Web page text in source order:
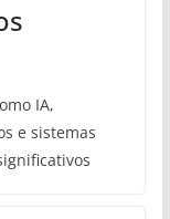
IA,
e sistemas